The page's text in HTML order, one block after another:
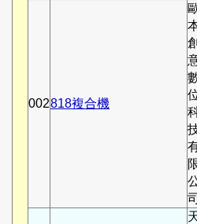
002818複合機
創
司